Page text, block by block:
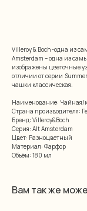
Villeroy & Boch -одна из
Amsterdam – одна из
изображены цветочные
отличии от серии
чашки классическая.
Наименование: Чайная/
Страна производителя:
Бренд: Villeroy&Boch
Серия: Alt Amsterdam
Цвет: Разноцветный
Материал: Фарфор
Объём: 180 мл
Вам так же